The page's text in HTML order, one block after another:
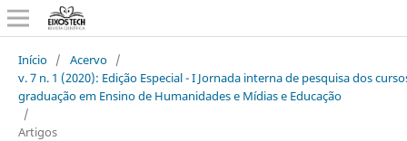
Início / Acervo /
v. 7 n. 1 (2020): Edição Especial - I Jornada interna de pesquisa dos
graduação em Ensino de Humanidades e Mídias e Educação
/
Artigos